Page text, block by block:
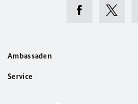
Ambassaden
Service